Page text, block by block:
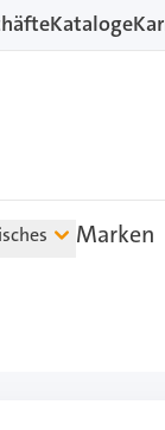
Kataloge
Marken